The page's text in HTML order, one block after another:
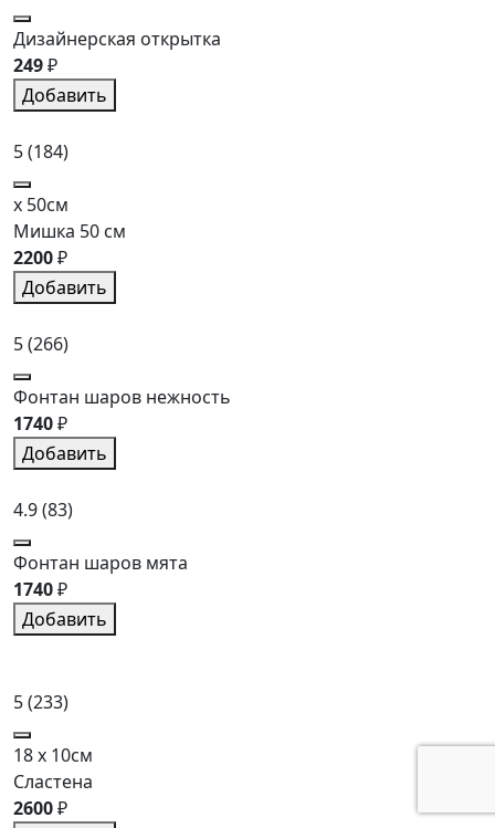
Дизайнерская открытка
249₽
Добавить
5(184)
x 50см
Мишка 50 см
2200₽
Добавить
5(266)
Фонтан шаров нежность
1740₽
Добавить
4.9(83)
Фонтан шаров мята
1740₽
Добавить
5(233)
18 x 10см
Сластена
2600₽